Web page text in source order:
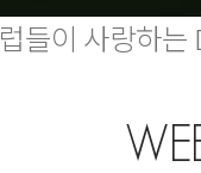
들이 사랑하